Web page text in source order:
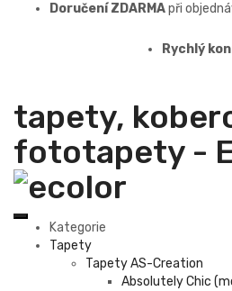
Doručení ZDARMApři
Rychlý
tapety,
fototapety -
Kategorie
Tapety
Tapety AS-Creation
Absolutely Chic